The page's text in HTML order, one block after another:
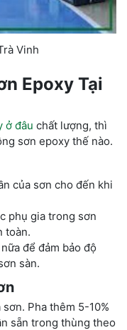
Vinh
Epoxy Tại
ở đâu chất lượng, thì
sơn epoxy thế nào.
của sơn cho đến khi
phụ gia trong sơn
toàn.
để đảm bảo độ
sàn.
Pha thêm 5-10%
sẵn trong thùng theo